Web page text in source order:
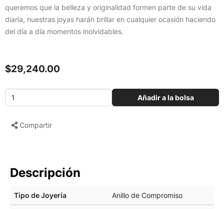
queremos que la belleza y originalidad formen parte de su vida
diaria, nuestras joyas harán brillar en cualquier ocasión haciendo
del día a día momentos inolvidables.
$29,240.00
Añadir a la bolsa
Compartir
Descripción
Tipo de Joyería Anillo de Compromiso